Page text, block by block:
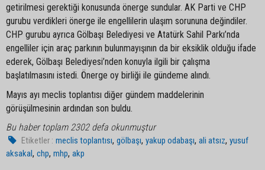
getirilmesi gerektiği konusunda önerge sundular. AK Parti ve CHP
gurubu verdikleri önerge ile engellilerin ulaşım sorununa değindiler.
CHP gurubu ayrıca Gölbaşı Belediyesi ve Atatürk Sahil Parkı’nda
engelliler için araç parkının bulunmayışının da bir eksiklik olduğu ifade
ederek, Gölbaşı Belediyesi’nden konuyla ilgili bir çalışma
başlatılmasını istedi. Önerge oy birliği ile gündeme alındı.
Mayıs ayı meclis toplantısı diğer gündem maddelerinin
görüşülmesinin ardından son buldu.
Bu haber toplam 2302 defa okunmuştur
Etiketler : meclis toplantısı,gölbaşı,yakup odabaşı,ali atsız,yusuf
aksakal, chp, mhp, akp